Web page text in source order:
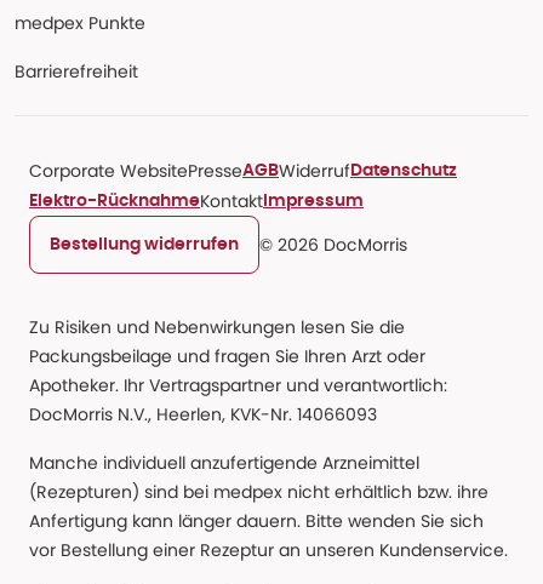
medpex Punkte
Barrierefreiheit
Corporate WebsitePresseAGBWiderruf Datenschutz
Elektro-RücknahmeKontakt Impressum
Bestellung widerrufen © 2026 DocMorris
Zu Risiken und Nebenwirkungen lesen Sie die
Packungsbeilage und fragen Sie Ihren Arzt oder
Apotheker. Ihr Vertragspartner und verantwortlich:
DocMorris N.V., Heerlen, KVK-Nr. 14066093
Manche individuell anzufertigende Arzneimittel
(Rezepturen) sind bei medpex nicht erhältlich bzw. ihre
Anfertigung kann länger dauern. Bitte wenden Sie sich
vor Bestellung einer Rezeptur an unseren Kundenservice.